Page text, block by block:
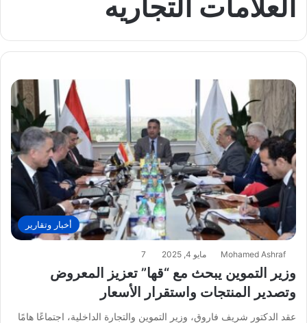
أخبار وتقارير
Mohamed Ashraf مايو 4, 2025 7
وزير التموين يبحث مع “قها” تعزيز المعروض
وتصدير المنتجات واستقرار الأسعار
عقد الدكتور شريف فاروق، وزير التموين والتجارة الداخلية، اجتماعًا هامًا